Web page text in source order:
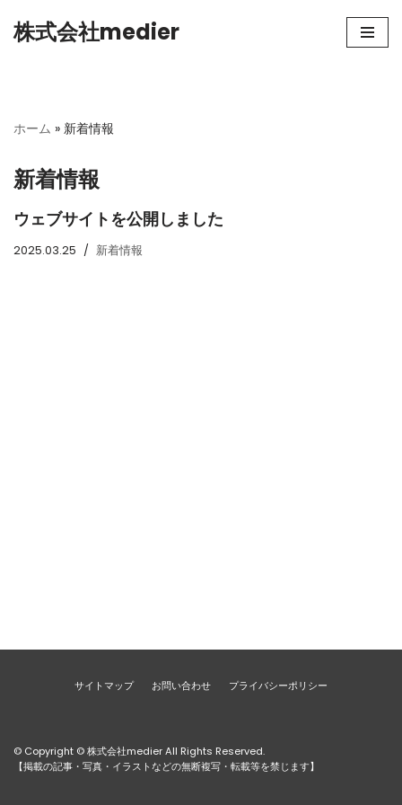
コ
ツ
ス
ッ
プ
株式会社medier
ホーム » 新着情報
新着情報
ウェブサイトを公開しました
2025.03.25 新着情報
サイトマップ お問い合わせ プライバシーポリシー
© Copyright © 株式会社medier All Rights Reserved.
【掲載の記事・写真・イラストなどの無断複写・転載等を禁じます】